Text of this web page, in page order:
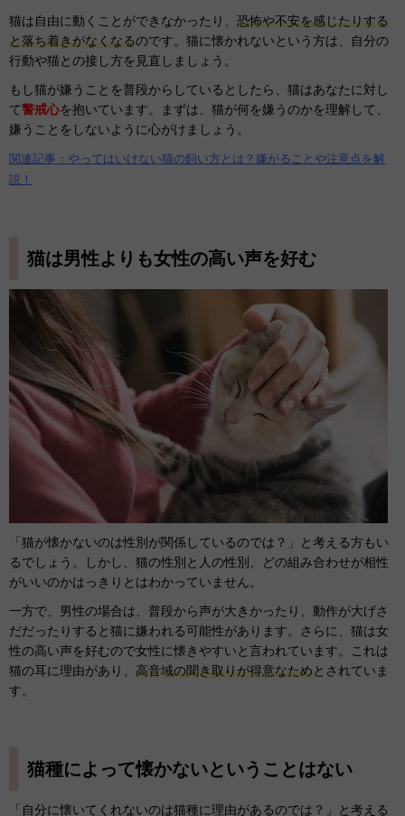
猫は自由に動くことができなかったり、 恐怖や不安を感じたりする
と落ち着きがなくなるのです。猫に懐かれないという方は、自分の
行動や猫との接し方を見直しましょう。
もし猫が嫌うことを普段からしているとしたら、猫はあなたに対し
て警戒心を抱いています。まずは、猫が何を嫌うのかを理解して、
嫌うことをしないように心がけましょう。
関連記事：やってはいけない猫の飼い方とは？嫌がることや注意点を解
説！
猫は男性よりも女性の高い声を好む
「猫が懐かないのは性別が関係しているのでは？」と考える方もい
るでしょう。しかし、猫の性別と人の性別、どの組み合わせが相性
がいいのかはっきりとはわかっていません。
一方で、男性の場合は、普段から声が大きかったり、動作が大げさ
だだったりすると猫に嫌われる可能性があります。さらに、猫は女
性の高い声を好むので女性に懐きやすいと言われています。これは
猫の耳に理由があり、 高音域の聞き取りが得意なためとされていま
す。
猫種によって懐かないということはない
「自分に懐いてくれないのは猫種に理由があるのでは？」と考える